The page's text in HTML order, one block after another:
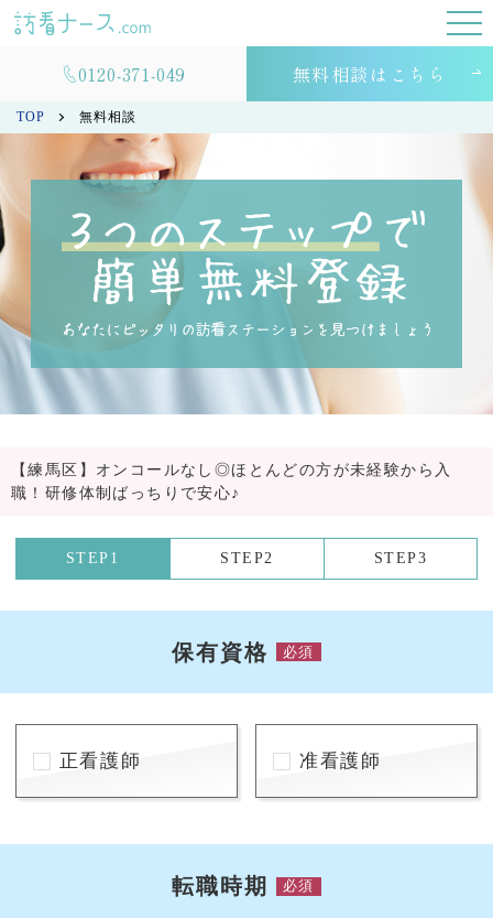
0120-371-049 無料相談はこちら
TOP 無料相談
【練馬区】オンコールなし◎ほとんどの方が未経験から入
職！研修体制ばっちりで安心♪
STEP1 STEP2 STEP3
保有資格 必須
正看護師 准看護師
転職時期 必須